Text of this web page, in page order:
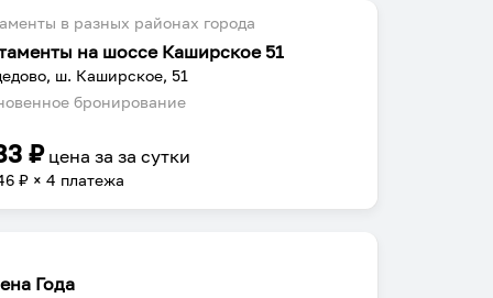
в разных районах города
на шоссе Каширское 51
ш. Каширское, 51
бронирование
₽ цена заза сутки
₽ × 4 платежа
Года